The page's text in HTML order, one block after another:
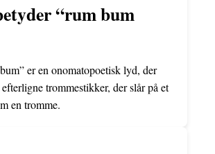
“rum bum
er en onomatopoetisk lyd, der
trommestikker, der slår på et
en tromme.